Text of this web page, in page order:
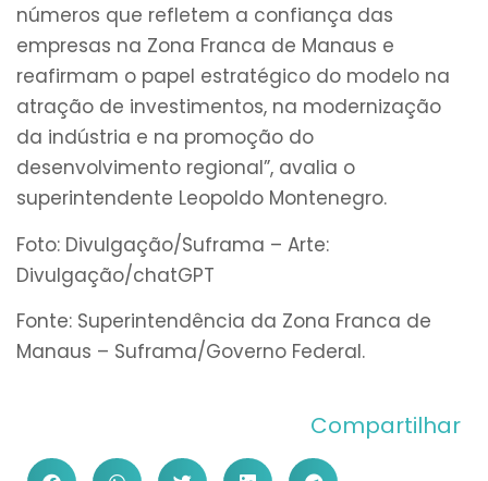
números que refletem a confiança das
empresas na Zona Franca de Manaus e
reafirmam o papel estratégico do modelo na
atração de investimentos, na modernização
da indústria e na promoção do
desenvolvimento regional”, avalia o
superintendente Leopoldo Montenegro.
Foto: Divulgação/Suframa – Arte:
Divulgação/chatGPT
Fonte: Superintendência da Zona Franca de
Manaus – Suframa/Governo Federal.
Compartilhar